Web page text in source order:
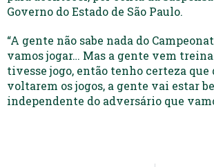
Governo do Estado de São Paulo.
“A gente não sabe nada do
vamos jogar… Mas a gente vem
tivesse jogo, então tenho certeza que
voltarem os jogos, a gente vai estar
independente do adversário que